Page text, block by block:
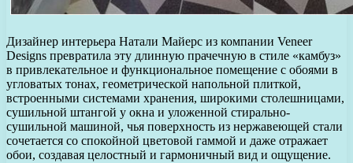
Дизайнер интерьера Натали Майерс из компании Veneer
Designs превратила эту длинную прачечную в стиле «камбуз»
в привлекательное и функциональное помещение с обоями в
угловатых тонах, геометрической напольной плиткой,
встроенными системами хранения, широкими столешницами,
сушильной штангой у окна и уложенной стирально-
сушильной машиной, чья поверхность из нержавеющей стали
сочетается со спокойной цветовой гаммой и даже отражает
обои, создавая целостный и гармоничный вид и ощущение.